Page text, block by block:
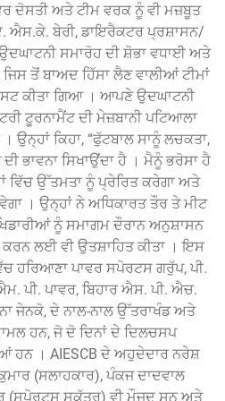
ਦੋਸਤੀ ਅਤੇ ਟੀਮ ਵਰਕ ਨੂੰ ਵੀ ਮਜ਼ਬੂਤ
ਐਸ.ਕੇ. ਬੇਰੀ, ਡਾਇਰੈਕਟਰ ਪ੍ਰਸ਼ਾਸਨ/
ਸਮਾਰੋਹ ਦੀ ਸ਼ੋਭਾ ਵਧਾਈ ਅਤੇ
ਤੋਂ ਬਾਅਦ ਹਿੱਸਾ ਲੈਣ ਵਾਲੀਆਂ ਟੀਮਾਂ
ਕੀਤਾ ਗਿਆ । ਆਪਣੇ ਉਦਘਾਟਨੀ
ਟੂਰਨਾਮੈਂਟ ਦੀ ਮੇਜ਼ਬਾਨੀ ਪਟਿਆਲਾ
ਉਨ੍ਹਾਂ ਕਿਹਾ, “ਫੁੱਟਬਾਲ ਸਾਨੂੰ ਲਚਕਤਾ,
ਭਾਵਨਾ ਸਿਖਾਉਂਦਾ ਹੈ । ਮੈਨੂੰ ਭਰੋਸਾ ਹੈ
ਵਿੱਚ ਉੱਤਮਤਾ ਨੂੰ ਪ੍ਰੇਰਿਤ ਕਰੇਗਾ ਅਤੇ
। ਉਨ੍ਹਾਂ ਨੇ ਅਧਿਕਾਰਤ ਤੌਰ ਤੇ ਮੀਟ
ਨੂੰ ਸਮਾਗਮ ਦੌਰਾਨ ਅਨੁਸ਼ਾਸਨ
ਲਈ ਵੀ ਉਤਸ਼ਾਹਿਤ ਕੀਤਾ । ਇਸ
ਹਰਿਆਣਾ ਪਾਵਰ ਸਪੋਰਟਸ ਗਰੁੱਪ, ਪੀ.
ਪੀ. ਪਾਵਰ, ਬਿਹਾਰ ਐਸ. ਪੀ. ਐਚ.
ਜੇਨਕੋ, ਦੇ ਨਾਲ-ਨਾਲ ਉੱਤਰਾਖੰਡ ਅਤੇ
ਹਨ, ਜੋ ਦੋ ਦਿਨਾਂ ਦੇ ਦਿਲਚਸਪ
ਹਨ । AIESCB ਦੇ ਅਹੁਦੇਦਾਰ ਨਰੇਸ਼
(ਸਲਾਹਕਾਰ), ਪੰਕਜ ਦਾਦਵਾਲ
(ਸਪੋਰਟਸ ਸਕੱਤਰ) ਵੀ ਮੌਜੂਦ ਸਨ ਅਤੇ